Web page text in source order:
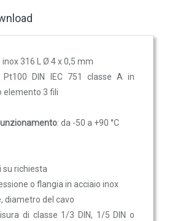
inox 316 L Ø 4x 0,5 mm
Pt100 DIN IEC 751 classe A in
elemento 3 fili
: da -50 a +90 °C
su richiesta
o flangia in acciaio inox
, diametro del cavo
di classe 1 /3 DIN, 1/5 DIN o